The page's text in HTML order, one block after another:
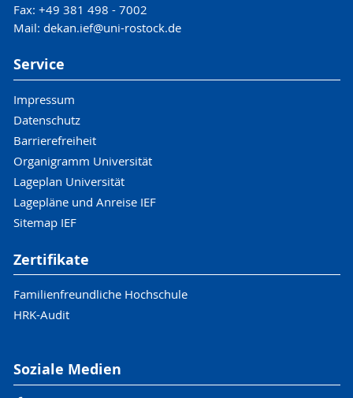
Fax: +49 381 498 - 7002
Mail: dekan.ief@uni-rostock.de
Service
Impressum
Datenschutz
Barrierefreiheit
Organigramm Universität
Lageplan Universität
Lagepläne und Anreise IEF
Sitemap IEF
Zertifikate
Familienfreundliche Hochschule
HRK-Audit
Soziale Medien